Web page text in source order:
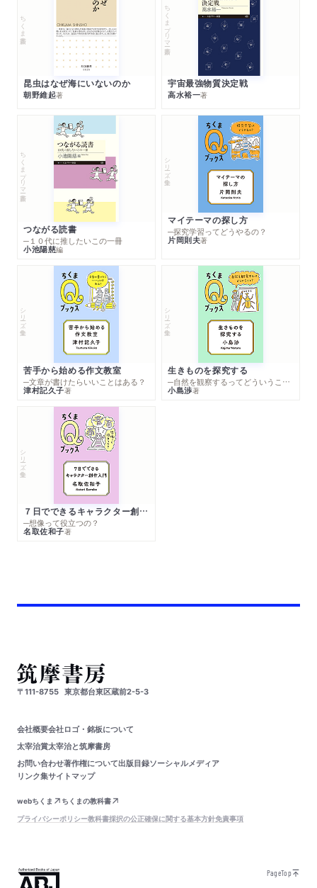
ちくま新書
昆虫はなぜ海にいないのか
朝野維起著
ちくまプリマー新書
宇宙最強物質決定戦
高水裕一著
ちくまプリマー新書
つながる読書
─１０代に推したいこの一冊
小池陽慈編
シリーズ・全集
マイテーマの探し方
─探究学習ってどうやるの？
片岡則夫著
シリーズ・全集
苦手から始める作文教室
─文章が書けたらいいことはある？
津村記久子著
シリーズ・全集
生きものを探究する
─自然を観察するってどういうこと？
小島渉著
シリーズ・全集
７日でできるキャラクター創作入門
─想像って役立つの？
名取佐和子著
〒111-8755 東京都台東区蔵前2-5-3
会社概要会社ロゴ・銘板について
太宰治賞太宰治と筑摩書房
お問い合わせ著作権について出版目録ソーシャルメディア
リンク集サイトマップ
webちくま
ちくまの教科書
プライバシーポリシー教科書採択の公正確保に関する基本方針免責事項
PageTop